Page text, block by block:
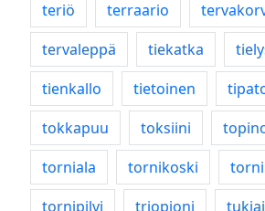
teriö
terraario
tervaleppä
tiekatka
tienkallo
tietoinen
tokkapuu
toksiini
torniala
tornikoski
tornipilvi
triopioni